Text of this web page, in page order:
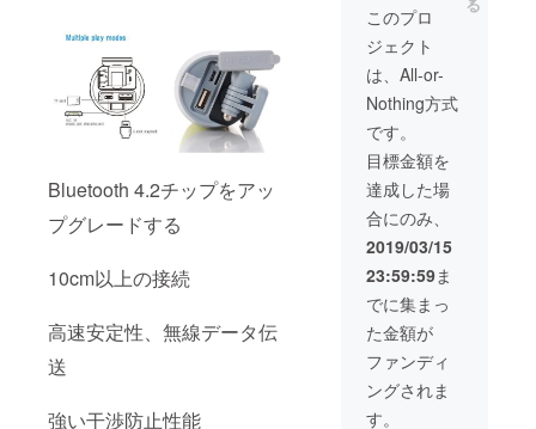
Bluetooth 4.2チップをアッ
プグレードする
10cm以上の接続
高速安定性、無線データ伝
送
強い干渉防止性能
る
このプロ
ジェクト
は、All-or-
Nothing方式
です。
目標金額を
達成した場
合にのみ、
2019/03/15
23:59:59ま
でに集まっ
た金額が
ファンディ
ングされま
す。